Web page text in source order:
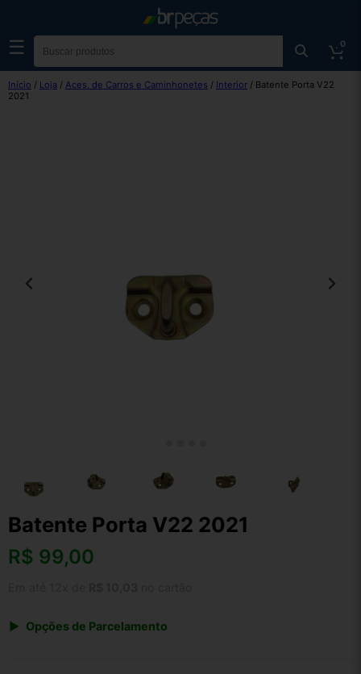
☰ 0
Início / Loja / Aces. de Carros e Caminhonetes / Interior / Batente Porta V22
2021
Batente Porta V22 2021
R$ 99,00
Opções de Parcelamento